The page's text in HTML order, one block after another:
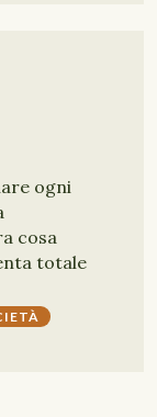
ogni
cosa
totale